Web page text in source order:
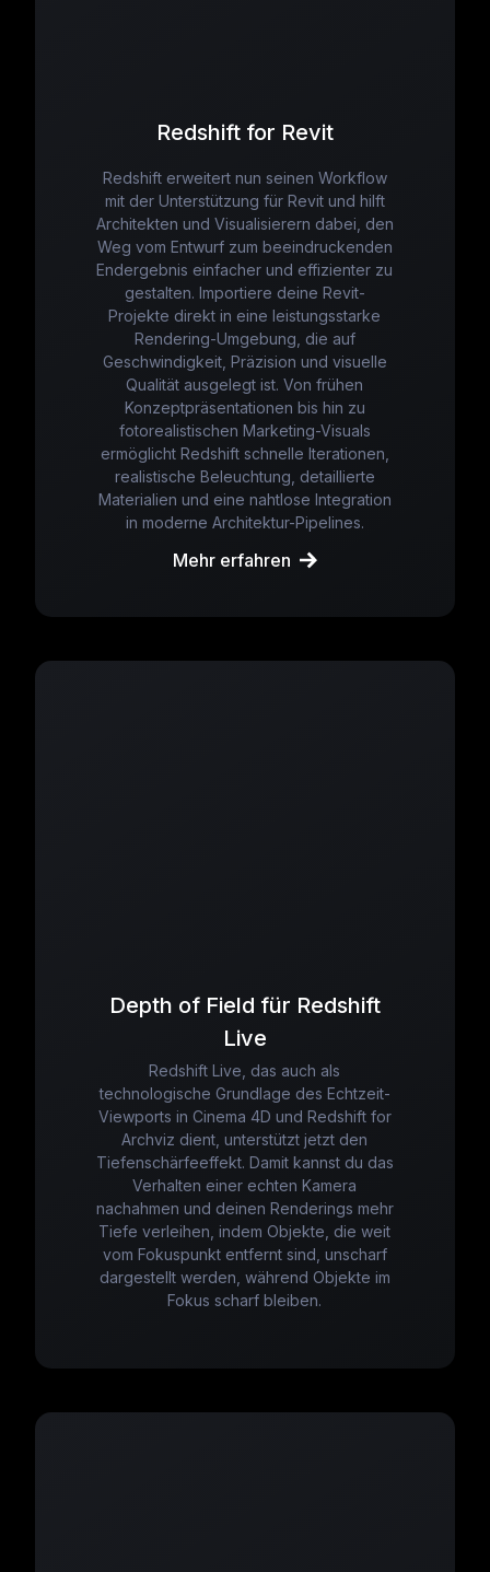
Redshift for Revit
Redshift erweitert nun seinen Workflow
mit der Unterstützung für Revit und hilft
Architekten und Visualisierern dabei, den
Weg vom Entwurf zum beeindruckenden
Endergebnis einfacher und effizienter zu
gestalten. Importiere deine Revit-
Projekte direkt in eine leistungsstarke
Rendering-Umgebung, die auf
Geschwindigkeit, Präzision und visuelle
Qualität ausgelegt ist. Von frühen
Konzeptpräsentationen bis hin zu
fotorealistischen Marketing-Visuals
ermöglicht Redshift schnelle Iterationen,
realistische Beleuchtung, detaillierte
Materialien und eine nahtlose Integration
in moderne Architektur-Pipelines.
Mehr erfahren
Depth of Field für Redshift
Live
Redshift Live, das auch als
technologische Grundlage des Echtzeit-
Viewports in Cinema 4D und Redshift for
Archviz dient, unterstützt jetzt den
Tiefenschärfeeffekt. Damit kannst du das
Verhalten einer echten Kamera
nachahmen und deinen Renderings mehr
Tiefe verleihen, indem Objekte, die weit
vom Fokuspunkt entfernt sind, unscharf
dargestellt werden, während Objekte im
Fokus scharf bleiben.